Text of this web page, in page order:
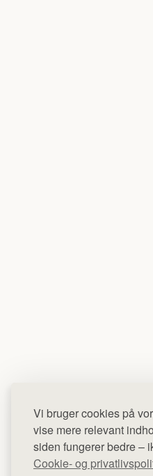
Vi bruger cookies på
vise mere relevant
siden fungerer bedre –
Cookie- og